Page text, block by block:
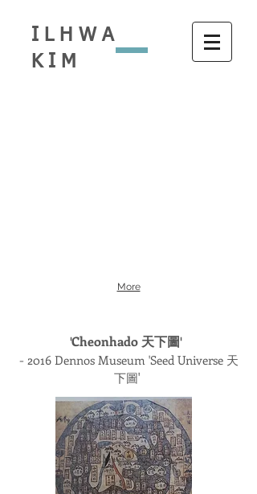
ILHWA
KIM
More
'Cheonhado天下圖'
- 2016 Dennos Museum 'Seed Universe 天
下圖'